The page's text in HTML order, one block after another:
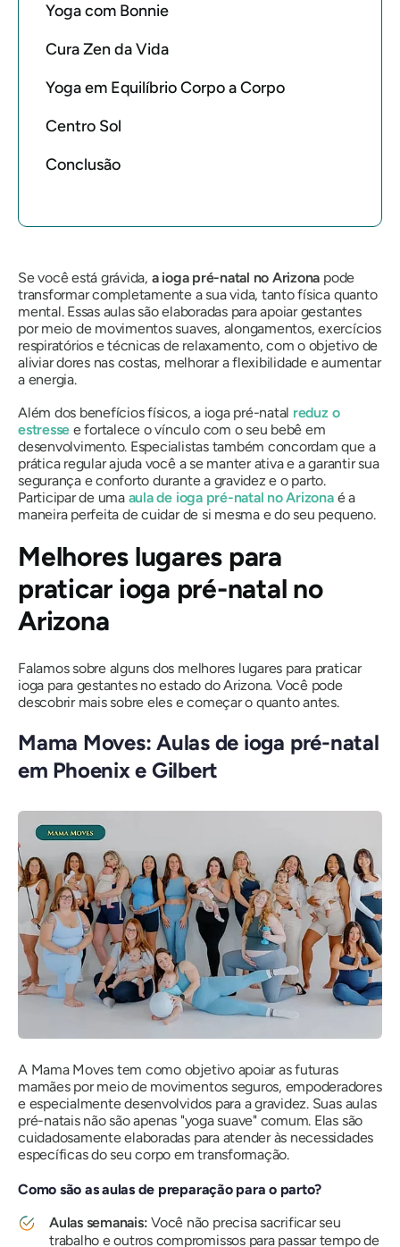
Yoga com Bonnie
Cura Zen da Vida
Yoga em Equilíbrio Corpo a Corpo
Centro Sol
Conclusão
Se você está grávida, a ioga pré-natal no Arizona pode
transformar completamente a sua vida, tanto física quanto
mental. Essas aulas são elaboradas para apoiar gestantes
por meio de movimentos suaves, alongamentos, exercícios
respiratórios e técnicas de relaxamento, com o objetivo de
aliviar dores nas costas, melhorar a flexibilidade e aumentar
a energia.
Além dos benefícios físicos, a ioga pré-natal reduz o
estresse e fortalece o vínculo com o seu bebê em
desenvolvimento. Especialistas também concordam que a
prática regular ajuda você a se manter ativa e a garantir sua
segurança e conforto durante a gravidez e o parto.
Participar de uma aula de ioga pré-natal no Arizonaé a
maneira perfeita de cuidar de si mesma e do seu pequeno.
Melhores lugares para
praticar ioga pré-natal no
Arizona
Falamos sobre alguns dos melhores lugares para praticar
ioga para gestantes no estado do Arizona. Você pode
descobrir mais sobre eles e começar o quanto antes.
Mama Moves: Aulas de ioga pré-natal
em Phoenix e Gilbert
A Mama Moves tem como objetivo apoiar as futuras
mamães por meio de movimentos seguros, empoderadores
e especialmente desenvolvidos para a gravidez. Suas aulas
pré-natais não são apenas "yoga suave" comum. Elas são
cuidadosamente elaboradas para atender às necessidades
específicas do seu corpo em transformação.
Como são as aulas de preparação para o parto?
Aulas semanais:Você não precisa sacrificar seu
trabalho e outros compromissos para passar tempo de